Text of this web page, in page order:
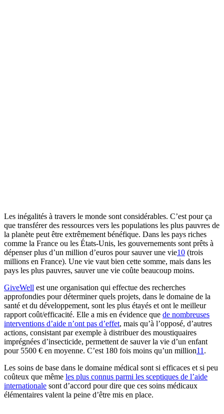
Les inégalités à travers le monde sont considérables. C’est pour ça
que transférer des ressources vers les populations les plus pauvres de
la planète peut être extrêmement bénéfique. Dans les pays riches
comme la France ou les États-Unis, les gouvernements sont prêts à
dépenser plus d’un million d’euros pour sauver une vie⁠10 (trois
millions en France). Une vie vaut bien cette somme, mais dans les
pays les plus pauvres, sauver une vie coûte beaucoup moins.
GiveWell est une organisation qui effectue des recherches
approfondies pour déterminer quels projets, dans le domaine de la
santé et du développement, sont les plus étayés et ont le meilleur
rapport coût/efficacité. Elle a mis en évidence que de nombreuses
interventions d’aide n’ont pas d’effet, mais qu’à l’opposé, d’autres
actions, consistant par exemple à distribuer des moustiquaires
imprégnées d’insecticide, permettent de sauver la vie d’un enfant
pour 5500 € en moyenne. C’est 180 fois moins qu’un million⁠11 .
Les soins de base dans le domaine médical sont si efficaces et si peu
coûteux que même les plus connus parmi les sceptiques de l’aide
internationale sont d’accord pour dire que ces soins médicaux
élémentaires valent la peine d’être mis en place.